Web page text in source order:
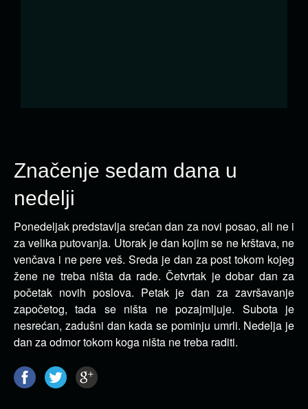
Značenje sedam dana u
nedelji
Ponedeljak predstavlja srećan dan za novi posao, ali ne i
za velika putovanja. Utorak je dan kojim se ne krštava, ne
venčava i ne pere veš. Sreda je dan za post tokom kojeg
žene ne treba ništa da rade. Četvrtak je dobar dan za
početak novih poslova. Petak je dan za završavanje
započetog, tada se ništa ne pozajmljuje. Subota je
nesrećan, zadušni dan kada se pominju umrli. Nedelja je
dan za odmor tokom koga ništa ne treba raditi.